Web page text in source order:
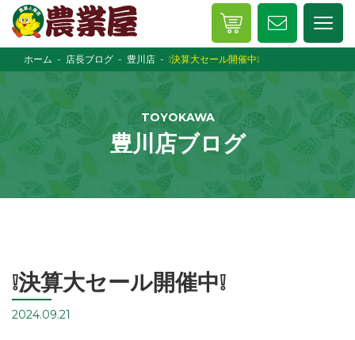
ホーム 店長ブログ 豊川店 ❕決算大セール開催中❕
TOYOKAWA
豊川店ブログ
❕決算大セール開催中❕
2024.09.21